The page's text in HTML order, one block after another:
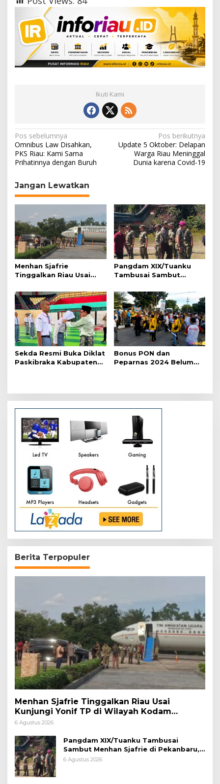
Ikuti Kami
N
a
v
i
g
a
s
i
p
o
s
Pos sebelumnya
Omnibus Law Disahkan,
PKS Riau: Kami Sama
Prihatinnya dengan Buruh
Pos berikutnya
Update 5 Oktober: Delapan
Warga Riau Meninggal
Dunia karena Covid-19
Jangan Lewatkan
Menhan Sjafrie
Tinggalkan Riau Usai
Wilayah Kodam
XIX/Tuanku Tambusai
Pangdam XIX/Tuanku
Tambusai Sambut
Pekanbaru, Ada Agenda
Penting
Sekda Resmi Buka Diklat
Paskibraka Kabupaten
Bonus PON dan
Peparnas 2024 Belum
Berita Terpopuler
Menhan Sjafrie Tinggalkan Riau Usai
Kunjungi Yonif TP di Wilayah Kodam
XIX/Tuanku Tambusai
6 Agustus 2026
Pangdam XIX/Tuanku Tambusai
Sambut Menhan Sjafrie di Pekanbaru,
Ada Agenda Penting
6 Agustus 2026